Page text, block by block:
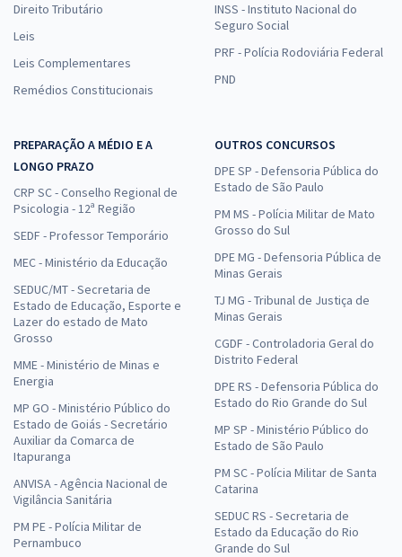
Direito Tributário
Leis
Leis Complementares
Remédios Constitucionais
INSS - Instituto Nacional do
Seguro Social
PRF - Polícia Rodoviária Federal
PND
PREPARAÇÃO A MÉDIO E A
LONGO PRAZO
CRP SC - Conselho Regional de
Psicologia - 12ª Região
SEDF - Professor Temporário
MEC - Ministério da Educação
SEDUC/MT - Secretaria de
Estado de Educação, Esporte e
Lazer do estado de Mato
Grosso
MME - Ministério de Minas e
Energia
MP GO - Ministério Público do
Estado de Goiás - Secretário
Auxiliar da Comarca de
Itapuranga
ANVISA - Agência Nacional de
Vigilância Sanitária
PM PE - Polícia Militar de
Pernambuco
OUTROS CONCURSOS
DPE SP - Defensoria Pública do
Estado de São Paulo
PM MS - Polícia Militar de Mato
Grosso do Sul
DPE MG - Defensoria Pública de
Minas Gerais
TJ MG - Tribunal de Justiça de
Minas Gerais
CGDF - Controladoria Geral do
Distrito Federal
DPE RS - Defensoria Pública do
Estado do Rio Grande do Sul
MP SP - Ministério Público do
Estado de São Paulo
PM SC - Polícia Militar de Santa
Catarina
SEDUC RS - Secretaria de
Estado da Educação do Rio
Grande do Sul